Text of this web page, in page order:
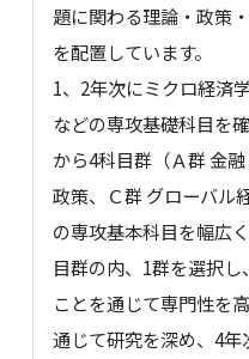
題に関わる理論・政策
を配置しています。
1、2年次にミクロ経済
などの専攻基礎科目を
から4科目群（Ａ群 金
政策、Ｃ群 グローバル
の専攻基本科目を幅広
目群の内、1群を選択
ことを通じて専門性を
通じて研究を深め、4